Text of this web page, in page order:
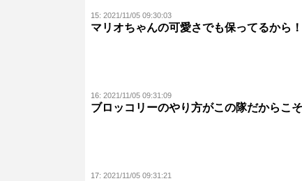
15: 2021/11/05 09:30:03
マリオちゃんの可愛さでも保ってるから！
16: 2021/11/05 09:31:09
ブロッコリーのやり方がこの隊だから
17: 2021/11/05 09:31:21